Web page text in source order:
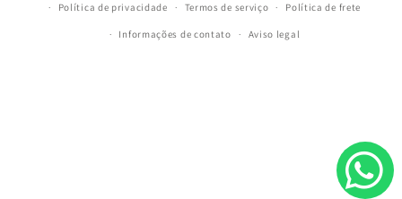
Política de privacidade Termos de serviço Política de frete
Informações de contato Aviso legal